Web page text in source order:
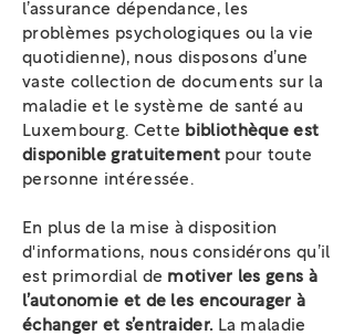
l’assurance dépendance, les
problèmes psychologiques ou la vie
quotidienne), nous disposons d’une
vaste collection de documents sur la
maladie et le système de santé au
Luxembourg. Cette bibliothèque est
disponible gratuitementpour toute
personne intéressée.
En plus de la mise à disposition
d'informations, nous considérons qu’il
est primordial de motiver les gens à
l’autonomie et de les encourager à
échanger et s’entraider. La maladie